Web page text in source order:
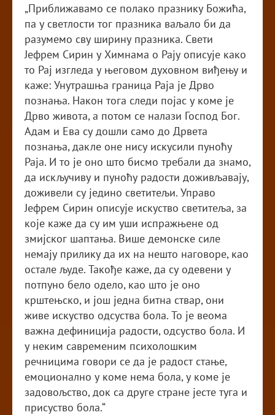
„Приближавамо се полако празнику Божића,
па у светлости тог празника ваљало би да
разумемо сву ширину празника. Свети
Јефрем Сирин у Химнама о Рају описује како
то Рај изгледа у његовом духовном виђењу и
каже: Унутрашња граница Раја је Дрво
познања. Након тога следи појас у коме је
Дрво живота, а потом се налази Господ Бог.
Адам и Ева су дошли само до Дрвета
познања, дакле оне нису искусили пуноћу
Раја. И то је оно што бисмо требали да знамо,
да искључиву и пуноћу радости доживљавају,
доживели су једино светитељи. Управо
Јефрем Сирин описује искуство светитеља, за
које каже да су им уши испражњене од
змијског шаптања. Више демонске силе
немају прилику да их на нешто наговоре, као
остале људе. Такође каже, да су одевени у
потпуно бело одело, као што је оно
крштењско, и још једна битна ствар, они
живе искуство одсуства бола. То је веома
важна дефиниција радости, одсуство бола. И
у неким савременим психолошким
речницима говори се да је радост стање,
емоционално у коме нема бола, у коме је
задовољство, док са друге стране јесте туга и
присуство бола.“